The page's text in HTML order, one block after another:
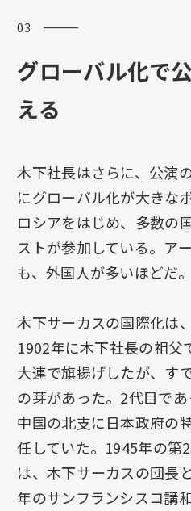
03 ―――
グローバル化で
える
木下社長はさらに、公演
にグローバル化が大きな
ロシアをはじめ、多数の
ストが参加している。ア
も、外国人が多いほどだ。
木下サーカスの国際化は
1902年に木下社長の祖父
大連で旗揚げしたが、す
の芽があった。2代目であ
中国の北支に日本政府の
任していた。1945年の第
は、木下サーカスの団長
年のサンフランシスコ講